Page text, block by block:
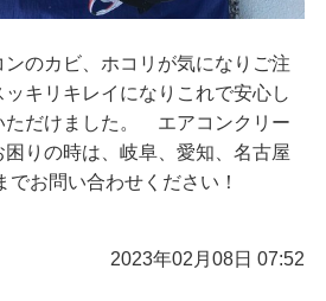
のカビ、ホコリが気になりご注
キリキレイになりこれで安心し
ただけました。 エアコンクリー
りの時は、岐阜、愛知、名古屋
お問い合わせください！
2023年02月08日 07:52